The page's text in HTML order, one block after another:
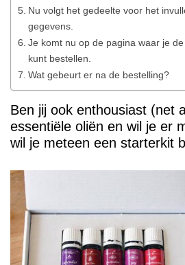
Nu volgt het gedeelte voor het
gegevens.
Je komt nu op de pagina waar je
kunt bestellen.
Wat gebeurt er na de bestelling?
Ben jij ook enthousiast (net
essentiële oliën en wil je er
wil je meteen een starterkit